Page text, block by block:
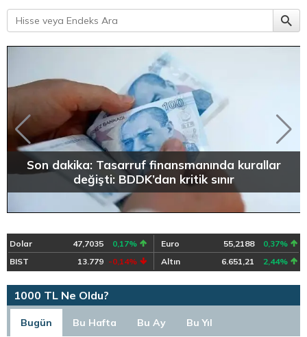
Son dakika: Tasarruf finansmanında kurallar
değişti: BDDK’dan kritik sınır
Dolar 47,7035 0,17% Euro 55,2188
0,37%
BIST
13.779 -0,14% Altın 6.651,21 2,44%
1000 TL Ne Oldu?
Bugün Bu Hafta Bu Ay Bu Yıl